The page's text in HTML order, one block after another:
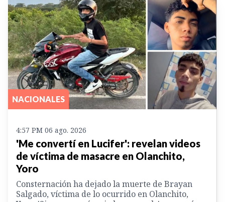
NACIONALES
4:57 PM 06 ago. 2026
'Me convertí en Lucifer': revelan videos
de víctima de masacre en Olanchito,
Yoro
Consternación ha dejado la muerte de Brayan
Salgado, víctima de lo ocurrido en Olanchito,